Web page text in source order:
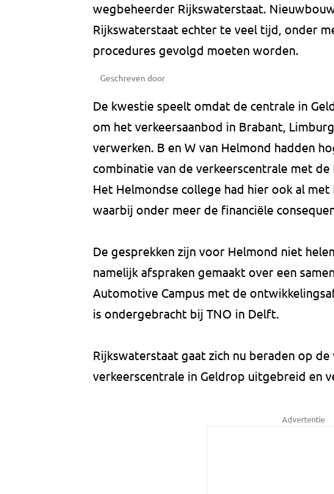
wegbeheerder Rijkswaterstaat.
Rijkswaterstaat echter te veel tijd, onder
procedures gevolgd moeten worden.
Geschreven door
De kwestie speelt omdat de centrale in
om het verkeersaanbod in Brabant,
verwerken. B en W van Helmond hadden
combinatie van de verkeerscentrale met
Het Helmondse college had hier ook al
waarbij onder meer de financiële
De gesprekken zijn voor Helmond niet
namelijk afspraken gemaakt over een
Automotive Campus met de
is ondergebracht bij TNO in Delft.
Rijkswaterstaat gaat zich nu beraden op
verkeerscentrale in Geldrop uitgebreid en
Advertentie